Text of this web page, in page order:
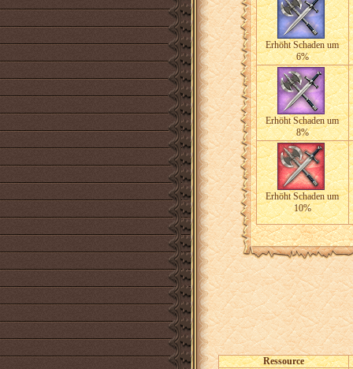
Erhöht Schaden um
6%
Erhöht Schaden um
8%
Erhöht Schaden um
10%
Ressource